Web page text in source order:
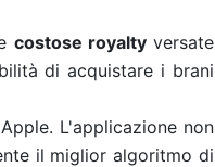
costose royaltyversate
di acquistare i brani
L'applicazione non
il miglior algoritmo di